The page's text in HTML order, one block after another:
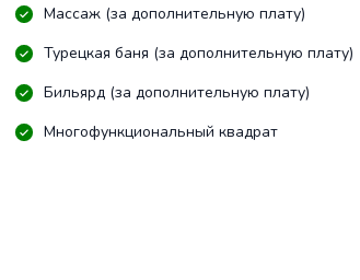
Массаж (за дополнительную плату)
Турецкая баня (за дополнительную плату)
Бильярд (за дополнительную плату)
Многофункциональный квадрат